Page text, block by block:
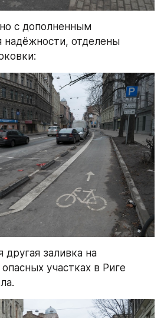
с дополненным
надёжности, отделены
другая заливка на
участках в Риге